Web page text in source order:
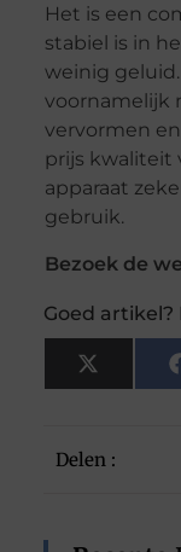
Delen :
Het is een
stabiel is in
weinig
voornamelijk
vervormen
prijs kwaliteit
apparaat
gebruik.
Bezoek de
Goed artikel?
X